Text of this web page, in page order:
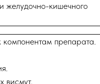
желудочно-кишечного
компонентам препарата.
висмут.